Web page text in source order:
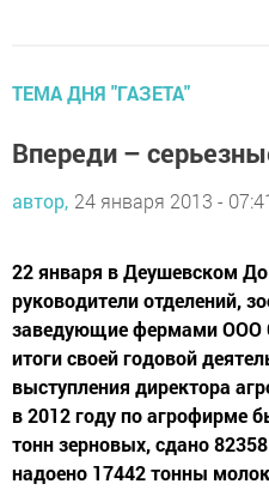
ТЕМА ДНЯ "ГАЗЕТА"
Впереди –
автор, 24 января 2013 -
22 января в Деушевском
руководители отделений,
заведующие фермами ООО
итоги своей годовой
выступления директора
в 2012 году по агрофирме
тонн зерновых, сдано
надоено 17442 тонны